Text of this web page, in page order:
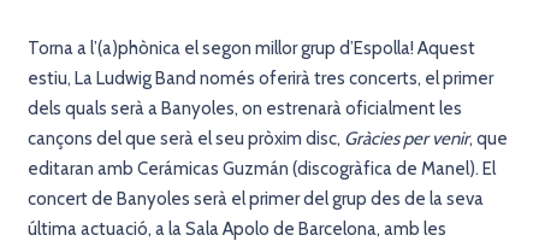
Torna a l’(a)phònica el segon millor grup d’Espolla! Aquest
estiu, La Ludwig Band només oferirà tres concerts, el primer
dels quals serà a Banyoles, on estrenarà oficialment les
cançons del que serà el seu pròxim disc, Gràcies per venir, que
editaran amb Cerámicas Guzmán (discogràfica de Manel). El
concert de Banyoles serà el primer del grup des de la seva
última actuació, a la Sala Apolo de Barcelona, amb les